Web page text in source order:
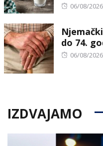
Posted
06/08/2026
do 74.
Posted
06/08/2026
IZDVAJAMO